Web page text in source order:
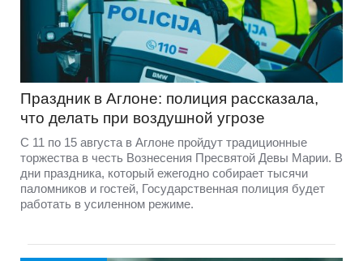
Праздник в Аглоне: полиция рассказала,
что делать при воздушной угрозе
С 11 по 15 августа в Аглоне пройдут традиционные
торжества в честь Вознесения Пресвятой Девы Марии. В
дни праздника, который ежегодно собирает тысячи
паломников и гостей, Государственная полиция будет
работать в усиленном режиме.